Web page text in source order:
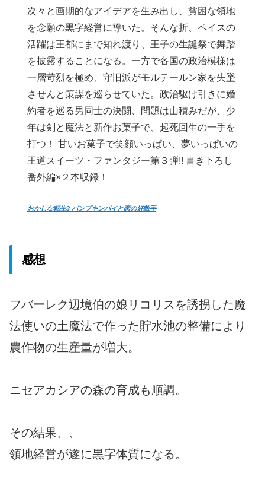
次々と画期的なアイデアを生み出し、貧困な領地
を念願の黒字経営に導いた。そんな折、ペイスの
活躍は王都にまで知れ渡り、王子の生誕祭で舞踏
を披露することになる。一方で各国の政治模様は
一層苛烈を極め、守旧派がモルテールン家を失墜
させんと策謀を巡らせていた。政治駆け引きに婚
約者を巡る男同士の決闘、問題は山積みだが、少
年は剣と魔法と新作お菓子で、起死回生の一手を
打つ！ 甘いお菓子で笑顔いっぱい、夢いっぱいの
王道スイーツ・ファンタジー第３弾!! 書き下ろし
番外編×２本収録！
おかしな転生3 パンプキンパイと恋の好敵手
感想
フバーレク辺境伯の娘リコリスを誘拐した魔
法使いの土魔法で作った貯水池の整備により
農作物の生産量が増大。
ニセアカシアの森の育成も順調。
その結果、、
領地経営が遂に黒字体質になる。